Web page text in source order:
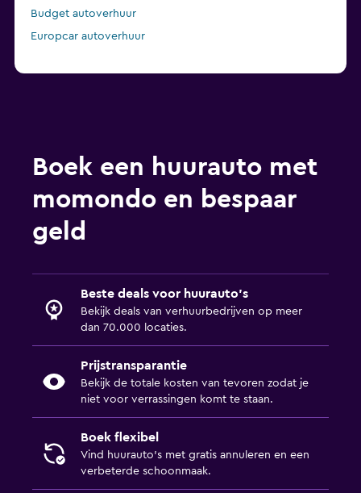
Budget autoverhuur
Europcar autoverhuur
Boek een huurauto met
momondo en bespaar
geld
Beste deals voor huurauto's
Bekijk deals van verhuurbedrijven op meer
dan 70.000 locaties.
Prijstransparantie
Bekijk de totale kosten van tevoren zodat je
niet voor verrassingen komt te staan.
Boek flexibel
Vind huurauto's met gratis annuleren en een
verbeterde schoonmaak.